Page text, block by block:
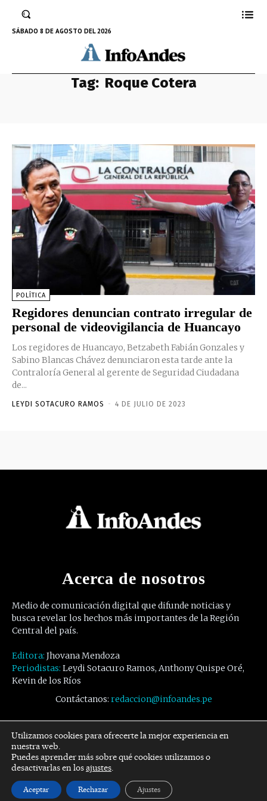
SÁBADO 8 DE AGOSTO DEL 2026
Tag: Roque Cotera
POLÍTICA
Regidores denuncian contrato irregular de
personal de videovigilancia de Huancayo
Los regidores de Huancayo, Betzabeth Fabián Gonzales y
Sabino Blancas Chávez denunciaron esta tarde ante la
Contraloría General al gerente de Seguridad Ciudadana
de...
LEYDI SOTACURO RAMOS - 4 DE JULIO DE 2023
Acerca de nosotros
Medio de comunicación digital que difunde noticias y
busca revelar los hechos más importantes de la Región
Central del país.
Editora: Jhovana Mendoza
Periodistas: Leydi Sotacuro Ramos, Anthony Quispe Oré,
Kevin de los Ríos
Contáctanos: redaccion@infoandes.pe
Síguenos
Facebook Twitter Youtube
Utilizamos cookies para ofrecerte la mejor experiencia en
nuestra web.
Puedes aprender más sobre qué cookies utilizamos o
desactivarlas en losajustes.
Aceptar Rechazar Ajustes